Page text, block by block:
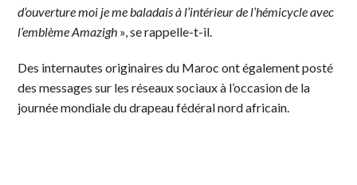
d’ouverture moi je me baladais à l’intérieur de l’hémicycle avec
l’emblème Amazigh », se rappelle-t-il.
Des internautes originaires du Maroc ont également posté
des messages sur les réseaux sociaux à l’occasion de la
journée mondiale du drapeau fédéral nord africain.